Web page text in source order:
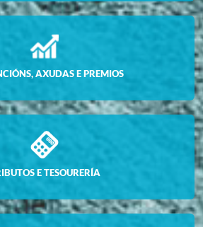
AXUDAS E PREMIOS
E TESOURERÍA